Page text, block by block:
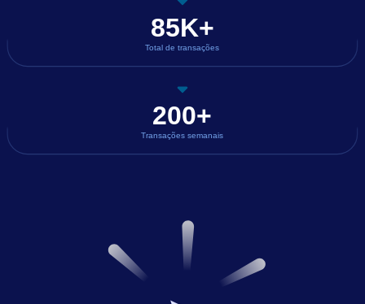
85K+
Total de transações
200+
Transações semanais